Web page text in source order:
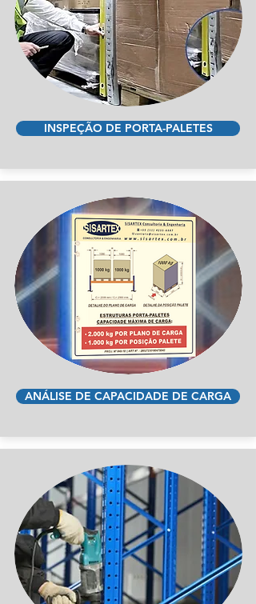
INSPEÇÃO DE PORTA-PALETES
ANÁLISE DE CAPACIDADE DE CARGA